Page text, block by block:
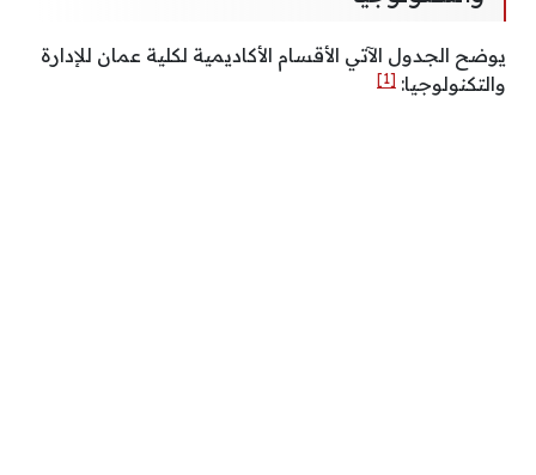
يوضح الجدول الآتي الأقسام الأكاديمية لكلية عمان للإدارة
والتكنولوجيا: [1]